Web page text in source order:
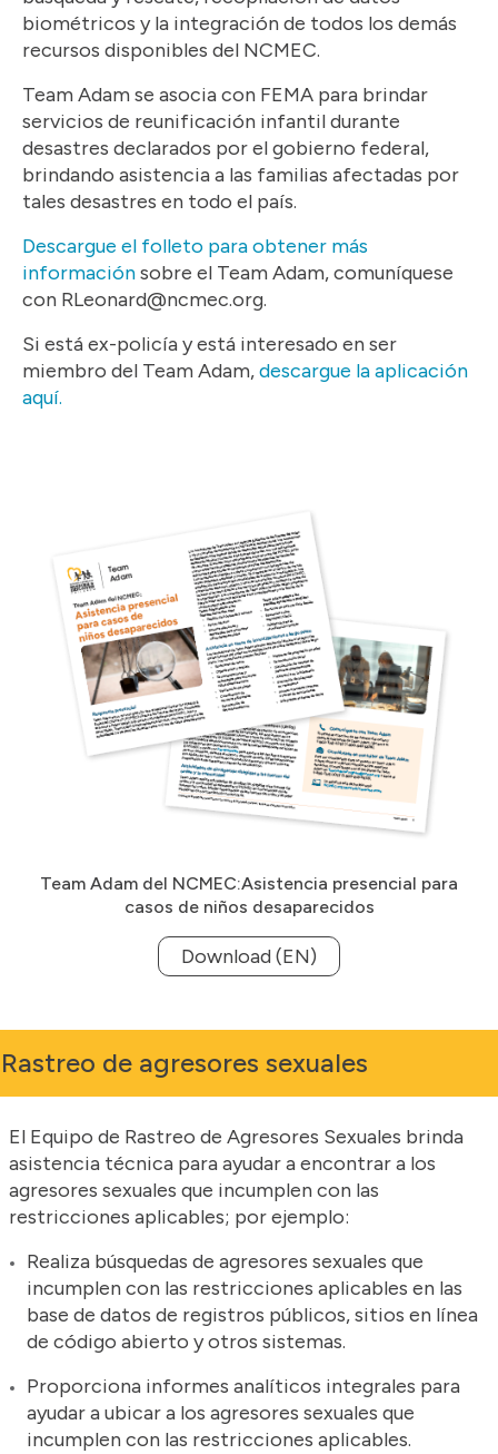
biométricos y la integración de todos los demás
recursos disponibles del NCMEC.
Team Adam se asocia con FEMA para brindar
servicios de reunificación infantil durante
desastres declarados por el gobierno federal,
brindando asistencia a las familias afectadas por
tales desastres en todo el país.
Descargue el folleto para obtener más
informaciónsobre el Team Adam, comuníquese
con RLeonard@ncmec.org.
Si está ex-policía y está interesado en ser
miembro del Team Adam,descargue la aplicación
aquí.
Team Adam del NCMEC:Asistencia presencial para
casos de niños desaparecidos
Download (EN)
Rastreo de agresores sexuales
El Equipo de Rastreo de Agresores Sexuales brinda
asistencia técnica para ayudar a encontrar a los
agresores sexuales que incumplen con las
restricciones aplicables; por ejemplo:
Realiza búsquedas de agresores sexuales que
incumplen con las restricciones aplicables en las
base de datos de registros públicos, sitios en línea
de código abierto y otros sistemas.
Proporciona informes analíticos integrales para
ayudar a ubicar a los agresores sexuales que
incumplen con las restricciones aplicables.